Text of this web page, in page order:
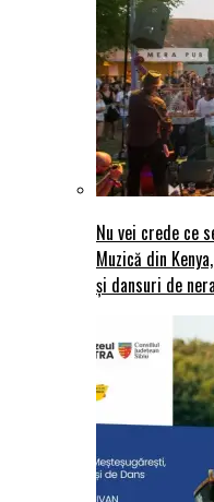
Nu vei crede ce
Muzică din
și dansuri de